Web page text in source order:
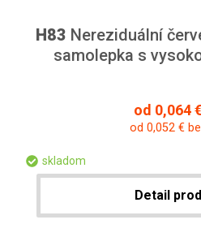
H83 Nereziduální
samolepka s
od 0,064
od 0,052 €
skladom
Detail